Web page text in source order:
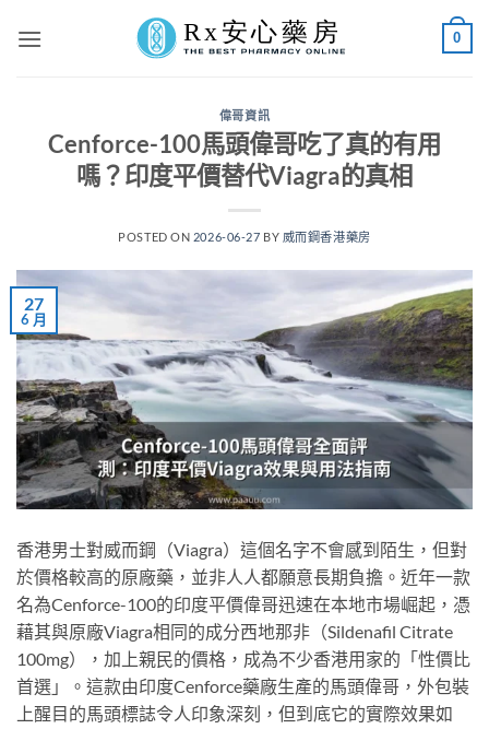
0
偉哥資訊
Cenforce-100馬頭偉哥吃了真的有用
嗎？印度平價替代Viagra的真相
POSTED ON 2026-06-27 BY 威而鋼香港藥房
27
6 月
香港男士對威而鋼（Viagra）這個名字不會感到陌生，但對
於價格較高的原廠藥，並非人人都願意長期負擔。近年一款
名為Cenforce-100的印度平價偉哥迅速在本地市場崛起，憑
藉其與原廠Viagra相同的成分西地那非（Sildenafil Citrate
100mg），加上親民的價格，成為不少香港用家的「性價比
首選」。這款由印度Cenforce藥廠生產的馬頭偉哥，外包裝
上醒目的馬頭標誌令人印象深刻，但到底它的實際效果如